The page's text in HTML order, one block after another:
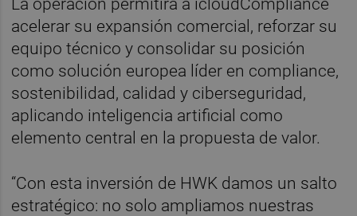
acelerar su expansión comercial, reforzar su
equipo técnico y consolidar su posición
como solución europea líder en compliance,
sostenibilidad, calidad y ciberseguridad,
aplicando inteligencia artificial como
elemento central en la propuesta de valor.
“Con esta inversión de HWK damos un salto
estratégico: no solo ampliamos nuestras